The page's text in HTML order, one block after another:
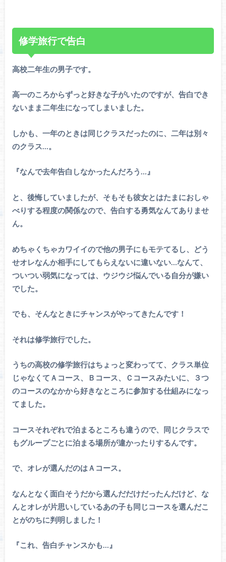
修学旅行で告白
高校二年生の男子です。
高一のころからずっと好きな子がいたのですが、告白でき
ないまま二年生になってしまいました。
しかも、一年のときは同じクラスだったのに、二年は別々
のクラス…。
『なんで去年告白しなかったんだろう…』
と、後悔していましたが、そもそも彼女とはたまにおしゃ
べりする程度の関係なので、告白する勇気なんてありませ
ん。
めちゃくちゃカワイイので他の男子にもモテてるし、どう
せオレなんか相手にしてもらえないに違いない…なんて、
ついつい弱気になっては、ウジウジ悩んでいる自分が嫌い
でした。
でも、そんなときにチャンスがやってきたんです！
それは修学旅行でした。
うちの高校の修学旅行はちょっと変わってて、クラス単位
じゃなくてＡコース、Ｂコース、Ｃコースみたいに、３つ
のコースのなかから好きなところに参加する仕組みになっ
てました。
コースそれぞれで泊まるところも違うので、同じクラスで
もグループごとに泊まる場所が違かったりするんです。
で、オレが選んだのはＡコース。
なんとなく面白そうだから選んだだけだったんだけど、な
んとオレが片思いしているあの子も同じコースを選んだこ
とがのちに判明しました！
『これ、告白チャンスかも…』